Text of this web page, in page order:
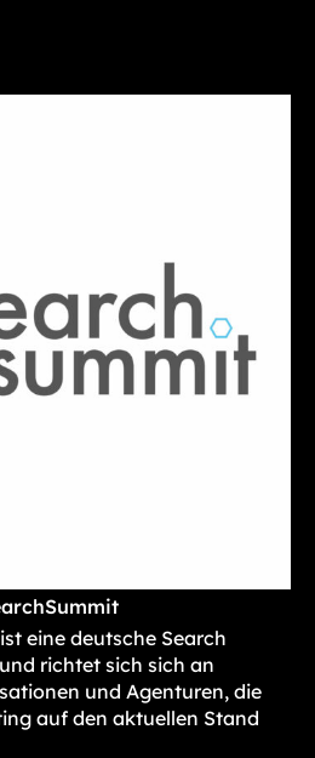
eine deutsche Search
richtet sich sich an
und Agenturen, die
auf den aktuellen Stand